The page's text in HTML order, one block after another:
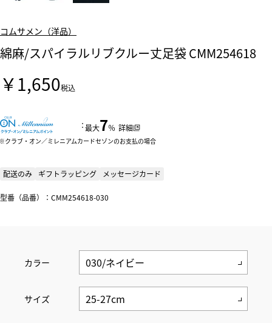
コムサメン（洋品）
綿麻/スパイラルリブクルー丈足袋 CMM254618
￥1,650税込
：最大7％ 詳細
クラブ・オン／ミレニアムカードセゾンのお支払の場合
配送のみ ギフトラッピング メッセージカード
型番（品番）：CMM254618-030
カラー
サイズ